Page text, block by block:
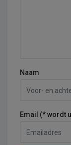
Naam
Email (* wordt